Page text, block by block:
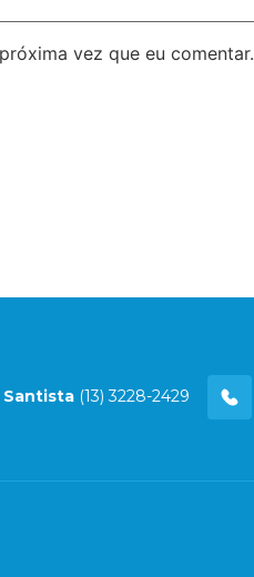
vez que eu comentar.
Santista (13) 3228-2429